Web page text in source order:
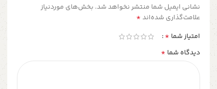
نشانی ایمیل شما منتشر نخواهد شد. بخش‌های موردنیاز
علامت‌گذاری شده‌اند*
امتیاز شما *
دیدگاه شما *